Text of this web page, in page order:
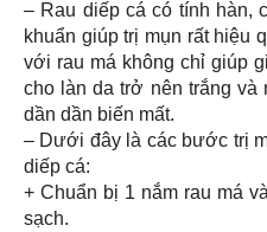
– Rau diếp cá có tính hàn,
khuẩn giúp trị mụn rất hiệu
với rau má không chỉ giúp
cho làn da trở nên trắng và
dần dần biến mất.
– Dưới đây là các bước trị
diếp cá:
+ Chuẩn bị 1 nắm rau má
sạch.